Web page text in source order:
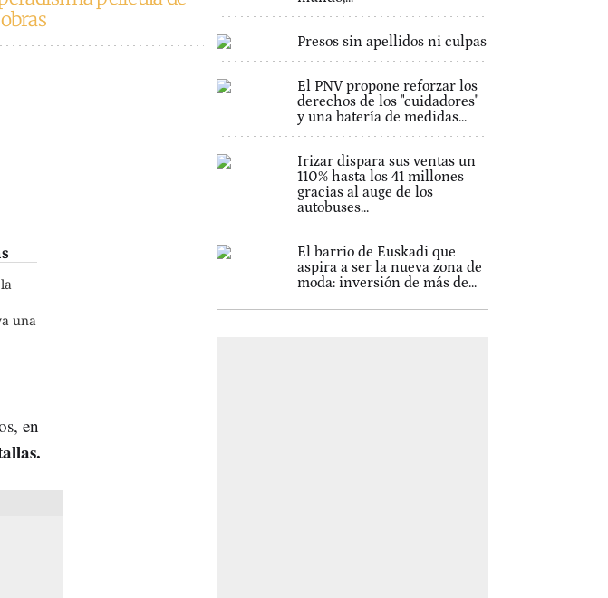
una
en
Presos sin apellidos ni culpas
El PNV propone reforzar los
derechos de los "cuidadores"
y una batería de medidas...
Irizar dispara sus ventas un
110% hasta los 41 millones
gracias al auge de los
autobuses...
El barrio de Euskadi que
aspira a ser la nueva zona de
moda: inversión de más de...